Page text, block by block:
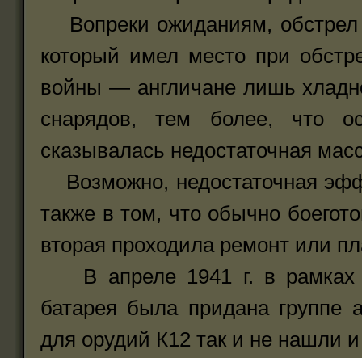
Вопреки ожиданиям, обстрел
который имел место при
войны — англичане лишь
снарядов, тем более, что
сказывалась недостаточная
Возможно, недостаточная
также в том, что обычно
вторая проходила ремонт или
В апреле 1941 г. в рамках
батарея была придана
для орудий К12 так и не нашли